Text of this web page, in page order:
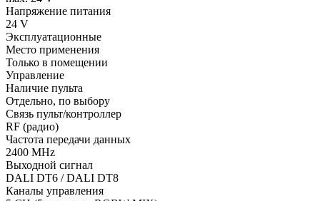
Напряжение питания
24 V
Эксплуатационные
Место применения
Только в помещении
Управление
Наличие пульта
Отдельно, по выбору
Связь пульт/контроллер
RF (радио)
Частота передачи данных
2400 MHz
Выходной сигнал
DALI DT6 / DALI DT8
Каналы управления